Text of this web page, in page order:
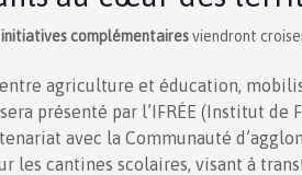
complémentairesviendront
agriculture et éducation,
présenté par l’IFRÉE (Institut de
avec la Communauté
les cantines scolaires, visant à